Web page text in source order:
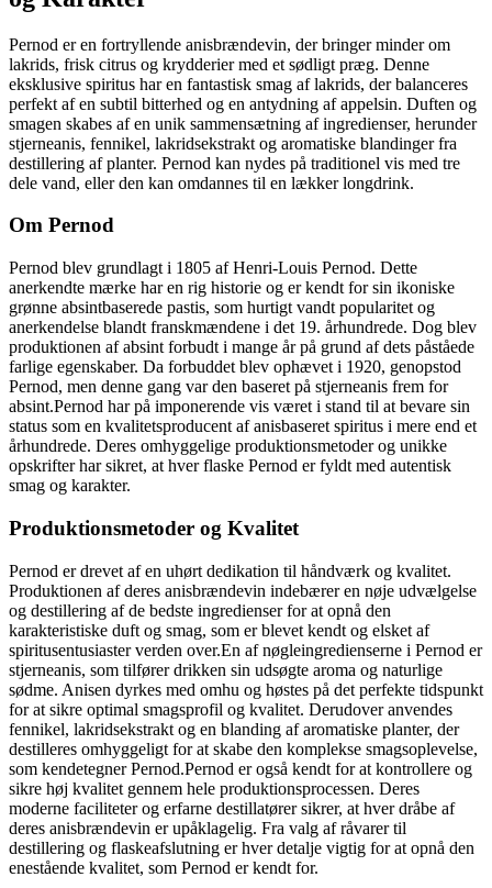
Pernod er en fortryllende anisbrændevin, der bringer minder om
lakrids, frisk citrus og krydderier med et sødligt præg. Denne
eksklusive spiritus har en fantastisk smag af lakrids, der balanceres
perfekt af en subtil bitterhed og en antydning af appelsin. Duften og
smagen skabes af en unik sammensætning af ingredienser, herunder
stjerneanis, fennikel, lakridsekstrakt og aromatiske blandinger fra
destillering af planter. Pernod kan nydes på traditionel vis med tre
dele vand, eller den kan omdannes til en lækker longdrink.
Om Pernod
Pernod blev grundlagt i 1805 af Henri-Louis Pernod. Dette
anerkendte mærke har en rig historie og er kendt for sin ikoniske
grønne absintbaserede pastis, som hurtigt vandt popularitet og
anerkendelse blandt franskmændene i det 19. århundrede. Dog blev
produktionen af absint forbudt i mange år på grund af dets påståede
farlige egenskaber. Da forbuddet blev ophævet i 1920, genopstod
Pernod, men denne gang var den baseret på stjerneanis frem for
absint.Pernod har på imponerende vis været i stand til at bevare sin
status som en kvalitetsproducent af anisbaseret spiritus i mere end et
århundrede. Deres omhyggelige produktionsmetoder og unikke
opskrifter har sikret, at hver flaske Pernod er fyldt med autentisk
smag og karakter.
Produktionsmetoder og Kvalitet
Pernod er drevet af en uhørt dedikation til håndværk og kvalitet.
Produktionen af deres anisbrændevin indebærer en nøje udvælgelse
og destillering af de bedste ingredienser for at opnå den
karakteristiske duft og smag, som er blevet kendt og elsket af
spiritusentusiaster verden over.En af nøgleingredienserne i Pernod er
stjerneanis, som tilfører drikken sin udsøgte aroma og naturlige
sødme. Anisen dyrkes med omhu og høstes på det perfekte tidspunkt
for at sikre optimal smagsprofil og kvalitet. Derudover anvendes
fennikel, lakridsekstrakt og en blanding af aromatiske planter, der
destilleres omhyggeligt for at skabe den komplekse smagsoplevelse,
som kendetegner Pernod.Pernod er også kendt for at kontrollere og
sikre høj kvalitet gennem hele produktionsprocessen. Deres
moderne faciliteter og erfarne destillatører sikrer, at hver dråbe af
deres anisbrændevin er upåklagelig. Fra valg af råvarer til
destillering og flaskeafslutning er hver detalje vigtig for at opnå den
enestående kvalitet, som Pernod er kendt for.